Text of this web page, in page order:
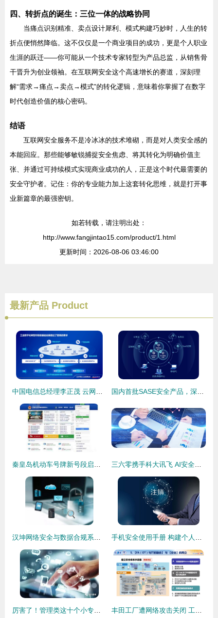
四、转折点的诞生：三位一体的战略协同
当痛点识别精准、卖点设计犀利、模式构建巧妙时，人生的转
折点便悄然降临。这不仅仅是一个商业项目的成功，更是个人职业
生涯的跃迁——你可能从一个技术专家转型为产品总监，从销售骨
干晋升为创业领袖。在互联网安全这个高速增长的赛道，深刻理
解“需求→痛点→卖点→模式”的转化逻辑，意味着你掌握了在数字
时代创造价值的核心密码。
结语
互联网安全服务不是冷冰冰的技术堆砌，而是对人类安全感的
本能回应。那些能够敏锐捕捉安全焦虑、将其转化为明确价值主
张、并通过可持续模式实现商业成功的人，正是这个时代最需要的
安全守护者。记住：你的专业能力加上这套转化思维，就是打开事
业新篇章的最强密钥。
如若转载，请注明出处：
http://www.fangjintao15.com/product/1.html
更新时间：2026-08-06 03:46:00
最新产品 Product